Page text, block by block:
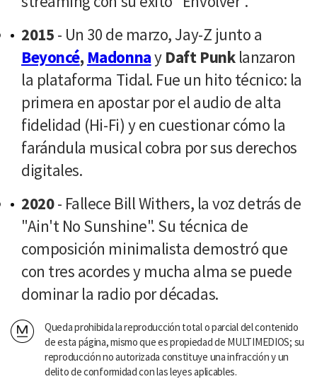
2015 - Un 30 de marzo, Jay-Z junto a
Beyoncé, Madonnay Daft Punklanzaron
la plataforma Tidal. Fue un hito técnico: la
primera en apostar por el audio de alta
fidelidad (Hi-Fi) y en cuestionar cómo la
farándula musical cobra por sus derechos
digitales.
2020- Fallece Bill Withers, la voz detrás de
"Ain't No Sunshine". Su técnica de
composición minimalista demostró que
con tres acordes y mucha alma se puede
dominar la radio por décadas.
Queda prohibida la reproducción total o parcial del contenido
de esta página, mismo que es propiedad de MULTIMEDIOS; su
reproducción no autorizada constituye una infracción y un
delito de conformidad con las leyes aplicables.